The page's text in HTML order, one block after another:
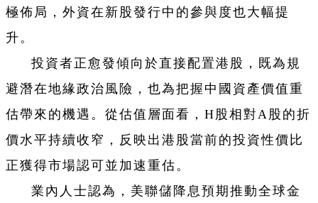
極佈局，外資在新股發行中的參與度也大幅提
升。
投資者正愈發傾向於直接配置港股，既為規
避潛在地緣政治風險，也為把握中國資產價值重
估帶來的機遇。從估值層面看，H股相對A股的折
價水平持續收窄，反映出港股當前的投資性價比
正獲得市場認可並加速重估。
業內人士認為，美聯儲降息預期推動全球金